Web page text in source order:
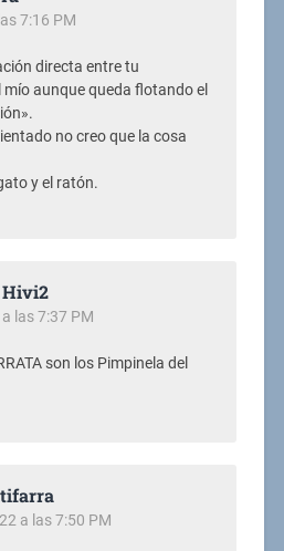
7:16 PM
directa entre tu
aunque queda flotando el
no creo que la cosa
y el ratón.
Hivi2
las 7:37 PM
son los Pimpinela del
a las 7:50 PM